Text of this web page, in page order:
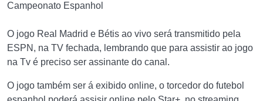
Campeonato Espanhol
O jogo Real Madrid e Bétis ao vivo será transmitido pela
ESPN, na TV fechada, lembrando que para assistir ao jogo
na Tv é preciso ser assinante do canal.
O jogo também ser á exibido online, o torcedor do futebol